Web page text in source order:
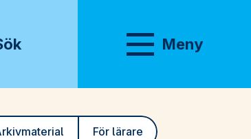
Meny
Visa meny
För lärare